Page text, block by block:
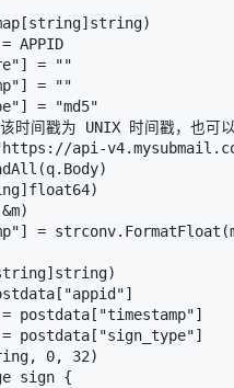
APPID
= ""
= ""
= "md5"
时间戳为 UNIX 时间戳，也可
api-
=
postdata["timestamp"]
postdata["sign_type"]
0, 32)
sign {